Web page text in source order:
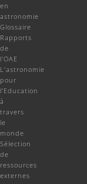
en
astronomie
Glossaire
Rapports
de
l'OAE
L'astronomie
pour
l'Education
à
travers
le
monde
Sélection
de
ressources
externes